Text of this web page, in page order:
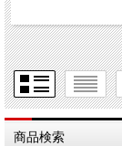
商品検索